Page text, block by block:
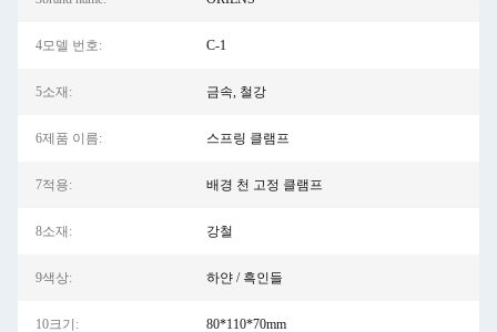
4모델 번호: C-1
5소재: 금속, 철강
6제품 이름: 스프링 클램프
7적용: 배경 천 고정 클램프
8소재: 강철
9색상: 하얀 / 흑인들
10크기: 80*110*70mm